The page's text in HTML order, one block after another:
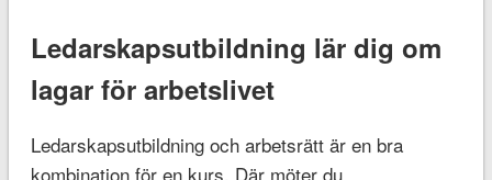
Ledarskapsutbildning lär dig om
lagar för arbetslivet
Ledarskapsutbildning och arbetsrätt är en bra
kombination för en kurs. Där möter du